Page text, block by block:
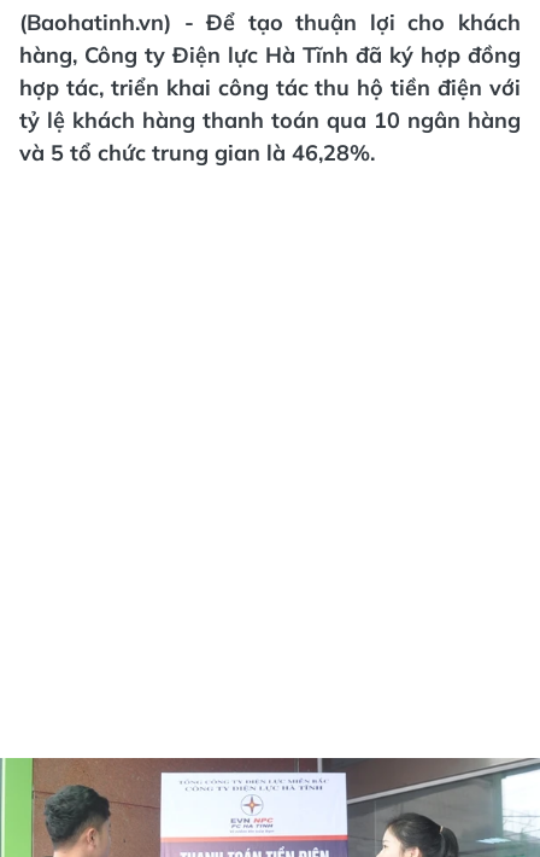
(Baohatinh.vn) - Để tạo thuận lợi cho khách
hàng, Công ty Điện lực Hà Tĩnh đã ký hợp đồng
hợp tác, triển khai công tác thu hộ tiền điện với
tỷ lệ khách hàng thanh toán qua 10 ngân hàng
và 5 tổ chức trung gian là 46,28%.